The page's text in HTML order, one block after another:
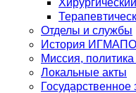
Отделы и службы
История ИГМАПО
Миссия, политика
Локальные акты
Государственное